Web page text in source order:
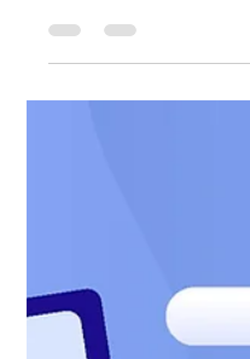
Equipe Asten
11 de ago. de 2025